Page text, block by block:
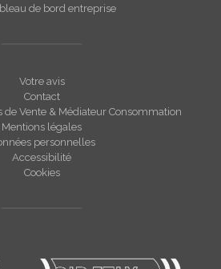
de bord entreprise
Votre avis
Contact
de Vente & Médiateur Consommation
Mentions légales
personnelles
Accessibilité
Cookies